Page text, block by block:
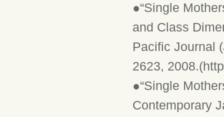
●“Single
and Class
Pacific Journal
2623,
●“Single
Contemporary